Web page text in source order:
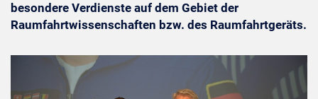
besondere Verdienste auf dem Gebiet der
Raumfahrtwissenschaften bzw. des Raumfahrtgeräts.